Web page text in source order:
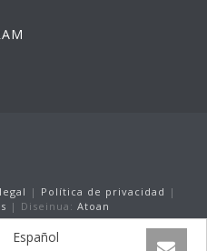
| Política de privacidad |
| Diseinua: Atoan
Español